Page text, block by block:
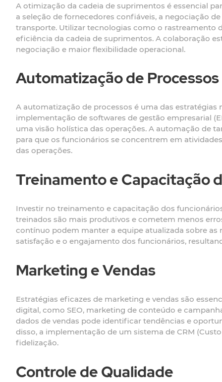
A otimização da cadeia de suprimentos é essencial
a seleção de fornecedores confiáveis, a negociação
transporte. Utilizar tecnologias como o rastreamento
eficiência da cadeia de suprimentos. A colaboração
negociação e maior flexibilidade operacional.
Automatização de Processos
A automatização de processos é uma das
implementação de softwares de gestão empresarial
uma visão holística das operações. A automação de
para que os funcionários se concentrem em
das operações.
Treinamento e Capacitação
Investir no treinamento e capacitação dos
treinados são mais produtivos e cometem menos
contínuo podem manter a equipe atualizada sobre
satisfação e o engajamento dos funcionários,
Marketing e Vendas
Estratégias eficazes de marketing e vendas são
digital, como SEO, marketing de conteúdo e
dados de vendas pode identificar tendências e
disso, a implementação de um sistema de CRM
fidelização.
Controle de Qualidade